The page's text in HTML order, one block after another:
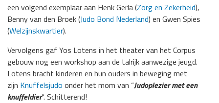
een volgend exemplaar aan Henk Gerla (Zorg en Zekerheid),
Benny van den Broek (Judo Bond Nederland) en Gwen Spies
(Welzijnskwartier).
Vervolgens gaf Yos Lotens in het theater van het Corpus
gebouw nog een workshop aan de talrijk aanwezige jeugd.
Lotens bracht kinderen en hun ouders in beweging met
zijn Knuffelsjudo onder het mom van “Judoplezier met een
knuffeldier“. Schitterend!